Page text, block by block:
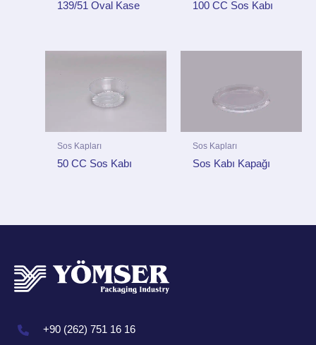
139/51 Oval Kase 100 CC Sos Kabı
Sos Kapları
50 CC Sos Kabı
Sos Kapları
Sos Kabı Kapağı
+90 (262) 751 16 16